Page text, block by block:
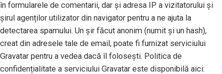
în formularele de comentarii, dar și adresa IP a vizitatorului și
șirul agenților utilizator din navigator pentru a ne ajuta la
detectarea spamului. Un șir făcut anonim (numit și un hash),
creat din adresele tale de email, poate fi furnizat serviciului
Gravatar pentru a vedea dacă îl folosești. Politica de
confidențialitate a serviciului Gravatar este disponibilă aici: